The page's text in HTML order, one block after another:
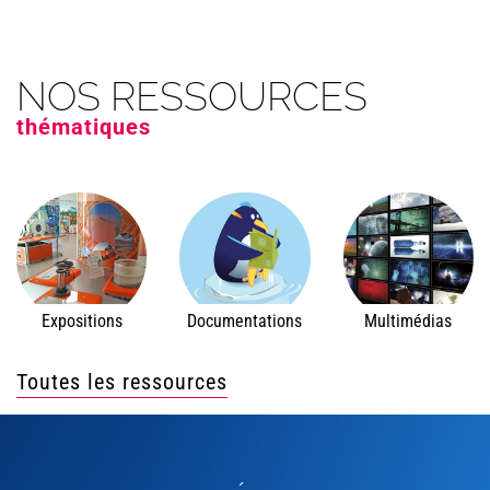
Toutes les ressources
NOS RESSOURCES
thématiques
Expositions Documentations Multimédias